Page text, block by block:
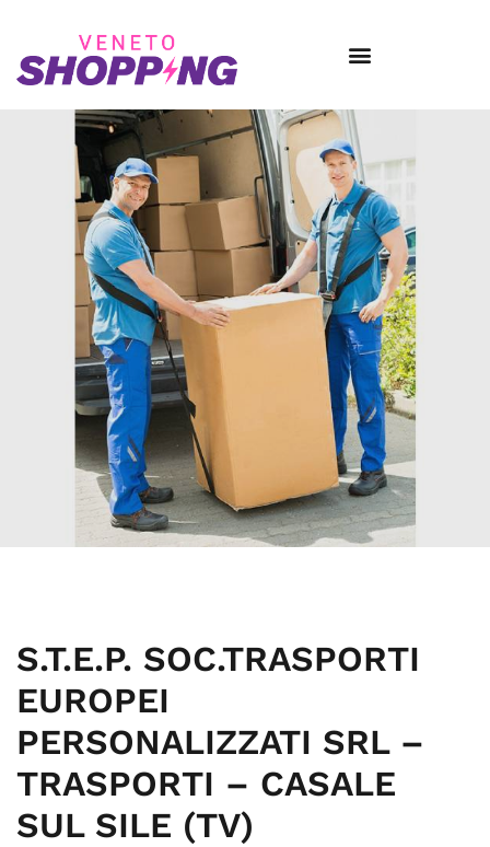
S.T.E.P. SOC.TRASPORTI
EUROPEI
PERSONALIZZATI SRL –
TRASPORTI – CASALE
SUL SILE (TV)